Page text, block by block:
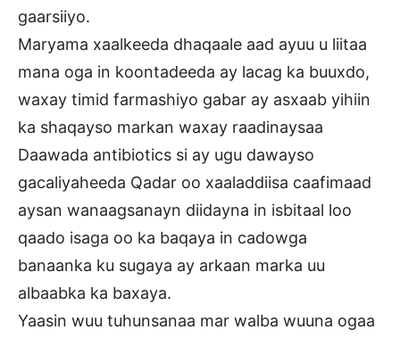
gaarsiiyo.
Maryama xaalkeeda dhaqaale aad ayuu u liitaa
mana oga in koontadeeda ay lacag ka buuxdo,
waxay timid farmashiyo gabar ay asxaab yihiin
ka shaqayso markan waxay raadinaysaa
Daawada antibiotics si ay ugu dawayso
gacaliyaheeda Qadar oo xaaladdiisa caafimaad
aysan wanaagsanayn diidayna in isbitaal loo
qaado isaga oo ka baqaya in cadowga
banaanka ku sugaya ay arkaan marka uu
albaabka ka baxaya.
Yaasin wuu tuhunsanaa mar walba wuuna ogaa